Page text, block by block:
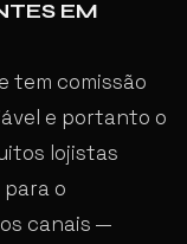
EM
tem comissão
e portanto o
lojistas
o
canais —